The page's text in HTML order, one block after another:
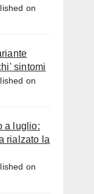
on
sintomi
on
a luglio:
rialzato la
on